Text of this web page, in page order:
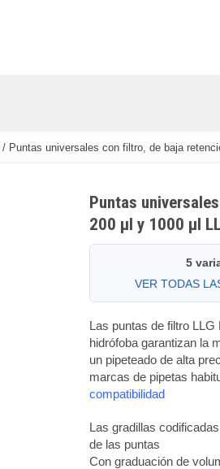
/ Puntas universales con filtro, de baja
Puntas
200 µl y 1000 µl
5
VER TODAS
Las puntas de filtro
hidrófoba garantizan la
un pipeteado de alta
marcas de pipetas
compatibilidad
Las gradillas
de las puntas
Con graduación de